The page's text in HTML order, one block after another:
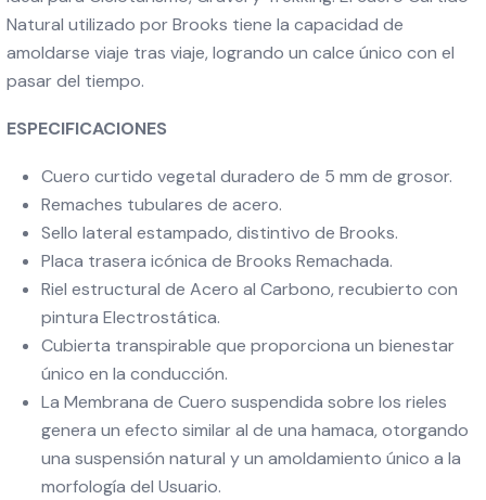
Natural utilizado por Brooks tiene la capacidad de
amoldarse viaje tras viaje, logrando un calce único con el
pasar del tiempo.
ESPECIFICACIONES
Cuero curtido vegetal duradero de 5 mm de grosor.
Remaches tubulares de acero.
Sello lateral estampado, distintivo de Brooks.
Placa trasera icónica de Brooks Remachada.
Riel estructural de Acero al Carbono, recubierto con
pintura Electrostática.
Cubierta transpirable que proporciona un bienestar
único en la conducción.
La Membrana de Cuero suspendida sobre los rieles
genera un efecto similar al de una hamaca, otorgando
una suspensión natural y un amoldamiento único a la
morfología del Usuario.